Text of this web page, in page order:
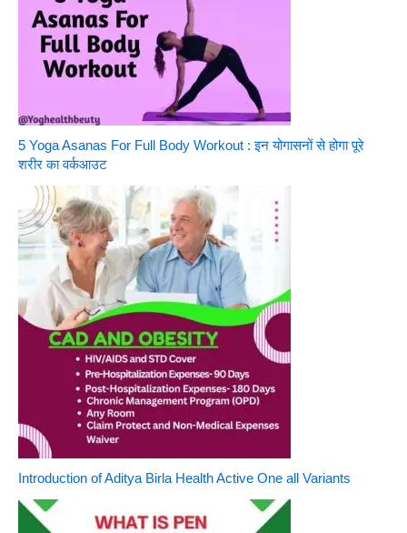
5 Yoga Asanas For Full Body Workout : इन योगासनों से होगा पूरे
शरीर का वर्कआउट
Introduction of Aditya Birla Health Active One all Variants